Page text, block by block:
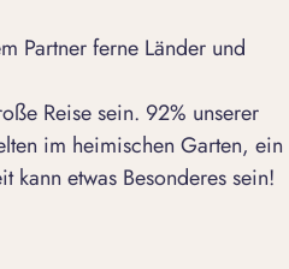
Partner ferne Länder und
Reise sein. 92% unserer
im heimischen Garten, ein
kann etwas Besonderes sein!